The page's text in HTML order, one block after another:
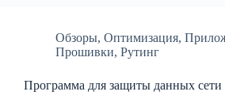
Обзоры, Оптимизация,
Прошивки, Рутинг
Программа для защиты данных сети